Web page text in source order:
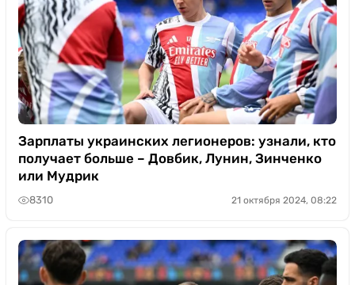
Зарплаты украинских легионеров: узнали, кто
получает больше – Довбик, Лунин, Зинченко
или Мудрик
8310 21 октября 2024, 08:22